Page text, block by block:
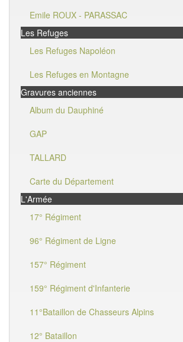
Emile ROUX - PARASSAC
Les Refuges
Les Refuges Napoléon
Les Refuges en Montagne
Gravures anciennes
Album du Dauphiné
GAP
TALLARD
Carte du Département
L'Armée
17° Régiment
96° Régiment de Ligne
157° Régiment
159° Régiment d'Infanterie
11°Bataillon de Chasseurs Alpins
12° Bataillon